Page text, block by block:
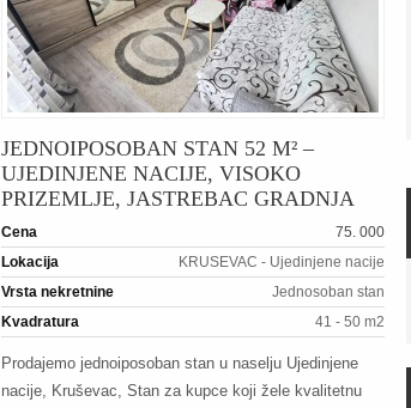
JEDNOIPOSOBAN STAN 52 M² –
UJEDINJENE NACIJE, VISOKO
PRIZEMLJE, JASTREBAC GRADNJA
Cena
75. 000
Lokacija
KRUSEVAC - Ujedinjene nacije
Vrsta nekretnine
Jednosoban stan
Kvadratura
41 - 50 m2
Prodajemo jednoiposoban stan u naselju Ujedinjene
nacije, Kruševac, Stan za kupce koji žele kvalitetnu